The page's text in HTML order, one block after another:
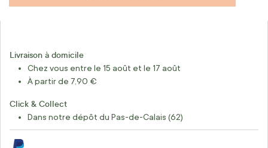
Livraison à domicile
Chez vous entre le 15 août et le 17 août
À partir de 7,90 €
Click & Collect
Dans notre dépôt du Pas-de-Calais (62)